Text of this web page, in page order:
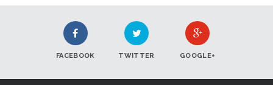
FACEBOOK TWITTER GOOGLE+